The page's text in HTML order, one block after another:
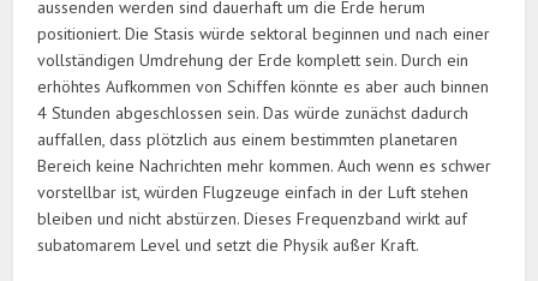
aussenden werden sind dauerhaft um die Erde herum
positioniert. Die Stasis würde sektoral beginnen und nach einer
vollständigen Umdrehung der Erde komplett sein. Durch ein
erhöhtes Aufkommen von Schiffen könnte es aber auch binnen
4 Stunden abgeschlossen sein. Das würde zunächst dadurch
auffallen, dass plötzlich aus einem bestimmten planetaren
Bereich keine Nachrichten mehr kommen. Auch wenn es schwer
vorstellbar ist, würden Flugzeuge einfach in der Luft stehen
bleiben und nicht abstürzen. Dieses Frequenzband wirkt auf
subatomarem Level und setzt die Physik außer Kraft.